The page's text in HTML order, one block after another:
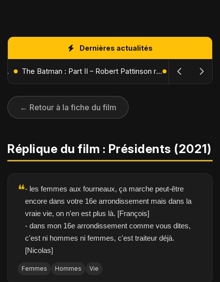
Dernières actualités
L'Âge de Glace : Le Réveil du Volcan – Manny, Sid et Diego de retour pour une aventure explosive The Batman : Part II – Robert Pattinson replonge dans les ténèbres de Gotham dès octobre 2027
← Retour à la fiche du film
Réplique du film : Présidents (2021)
❝- les femmes aux fourneaux, ça marche peut-être
encore dans votre 16e arrondissement mais dans la
vraie vie, on n'en est plus là. [François]
- dans mon 16e arrondissement comme vous dites,
c'est ni hommes ni femmes, c'est traiteur déjà.
[Nicolas]
Femmes Hommes Vie